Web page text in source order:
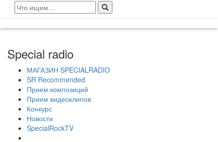
Search
for:
Special radio
МАГАЗИН SPECIALRADIO
SR Recommended
Прием композиций
Прием видеоклипов
Конкурс
Новости
SpecialRockTV